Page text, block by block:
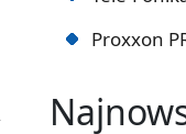
Proxxon